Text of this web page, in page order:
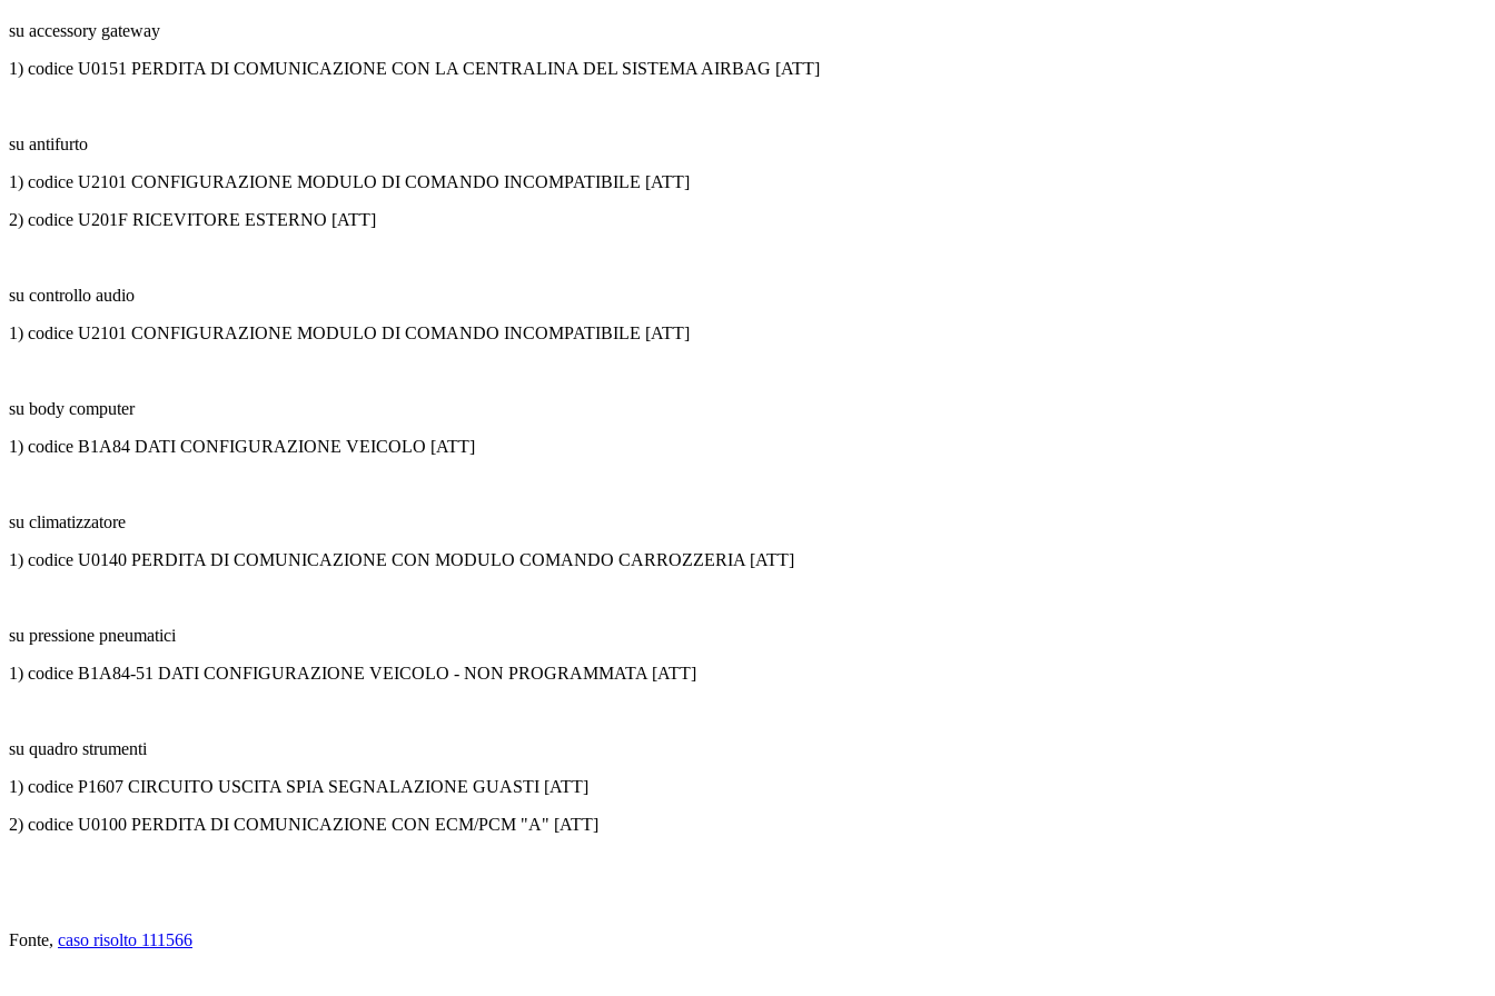
su accessory gateway
1) codice U0151 PERDITA DI COMUNICAZIONE CON LA CENTRALINA DEL SISTEMA AIRBAG [ATT]
su antifurto
1) codice U2101 CONFIGURAZIONE MODULO DI COMANDO INCOMPATIBILE [ATT]
2) codice U201F RICEVITORE ESTERNO [ATT]
su controllo audio
1) codice U2101 CONFIGURAZIONE MODULO DI COMANDO INCOMPATIBILE [ATT]
su body computer
1) codice B1A84 DATI CONFIGURAZIONE VEICOLO [ATT]
su climatizzatore
1) codice U0140 PERDITA DI COMUNICAZIONE CON MODULO COMANDO CARROZZERIA [ATT]
su pressione pneumatici
1) codice B1A84-51 DATI CONFIGURAZIONE VEICOLO - NON PROGRAMMATA [ATT]
su quadro strumenti
1) codice P1607 CIRCUITO USCITA SPIA SEGNALAZIONE GUASTI [ATT]
2) codice U0100 PERDITA DI COMUNICAZIONE CON ECM/PCM "A" [ATT]
Fonte, caso risolto 111566